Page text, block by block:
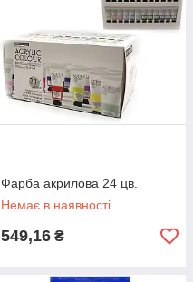
Фарба акрилова 24 цв.
Немає в наявності
549,16 ₴